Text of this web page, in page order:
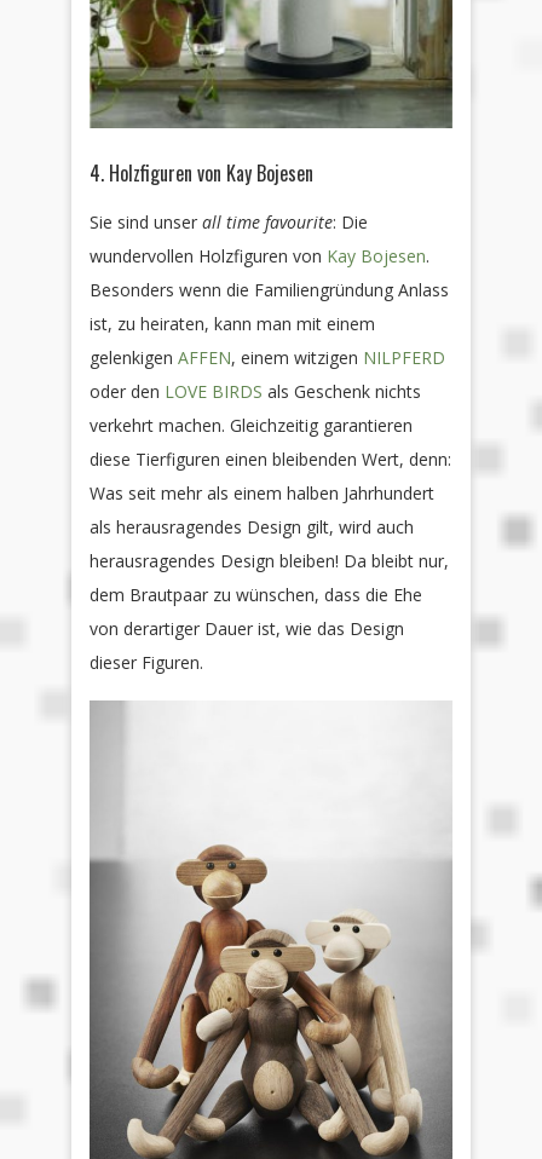
4. Holzfiguren von Kay Bojesen
Sie sind unser all time favourite: Die
wundervollen Holzfiguren von Kay Bojesen.
Besonders wenn die Familiengründung Anlass
ist, zu heiraten, kann man mit einem
gelenkigen AFFEN, einem witzigen NILPFERD
oder den LOVE BIRDS als Geschenk nichts
verkehrt machen. Gleichzeitig garantieren
diese Tierfiguren einen bleibenden Wert, denn:
Was seit mehr als einem halben Jahrhundert
als herausragendes Design gilt, wird auch
herausragendes Design bleiben! Da bleibt nur,
dem Brautpaar zu wünschen, dass die Ehe
von derartiger Dauer ist, wie das Design
dieser Figuren.